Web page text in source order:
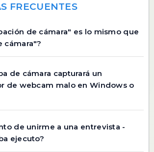
FRECUENTES
de cámara" es lo mismo que
cámara"?
de cámara capturará un
de webcam malo en Windows o
de unirme a una entrevista -
ejecuto?